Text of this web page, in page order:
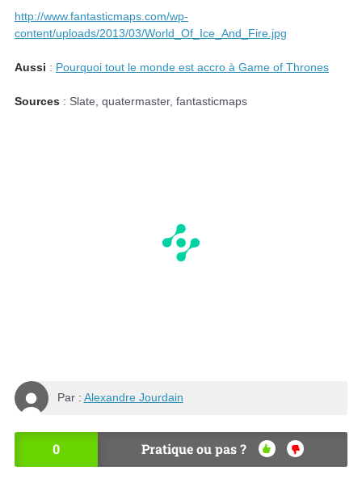
http://www.fantasticmaps.com/wp-
content/uploads/2013/03/World_Of_Ice_And_Fire.jpg
Aussi : Pourquoi tout le monde est accro à Game of Thrones
Sources : Slate, quatermaster, fantasticmaps
Par : Alexandre Jourdain
0 Pratique ou pas ?
OU
NO